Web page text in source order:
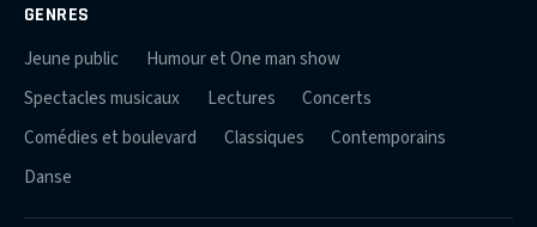
GENRES
Jeune public
Humour et One man show
Spectacles musicaux
Lectures
Concerts
Comédies et boulevard
Classiques
Contemporains
Danse